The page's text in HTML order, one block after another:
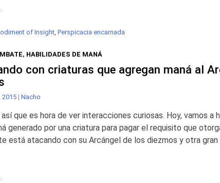
of Insight, Perspicacia encarnada
, HABILIDADES DE MANÁ
con criaturas que agregan maná al
2015 | Nacho
así que es hora de ver interacciones curiosas. Hoy, vamos a
generado por una criatura para pagar el requisito que
está atacando con su Arcángel de los diezmos y otra gran